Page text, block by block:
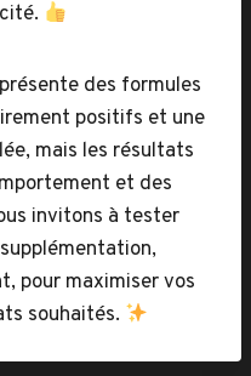
des formules
positifs et une
mais les résultats
et des
invitons à tester
pour maximiser vos
souhaités.